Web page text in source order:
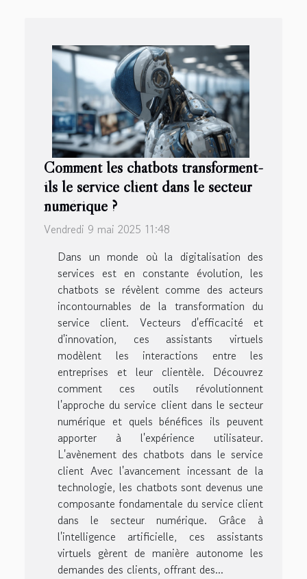
Comment les chatbots transforment-
ils le service client dans le secteur
numérique ?
Vendredi 9 mai 2025 11:48
Dans un monde où la digitalisation des
services est en constante évolution, les
chatbots se révèlent comme des acteurs
incontournables de la transformation du
service client. Vecteurs d'efficacité et
d'innovation, ces assistants virtuels
modèlent les interactions entre les
entreprises et leur clientèle. Découvrez
comment ces outils révolutionnent
l'approche du service client dans le secteur
numérique et quels bénéfices ils peuvent
apporter à l'expérience utilisateur.
L'avènement des chatbots dans le service
client Avec l'avancement incessant de la
technologie, les chatbots sont devenus une
composante fondamentale du service client
dans le secteur numérique. Grâce à
l'intelligence artificielle, ces assistants
virtuels gèrent de manière autonome les
demandes des clients, offrant des...